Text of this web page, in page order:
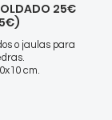
25€
o jaulas para
cm.